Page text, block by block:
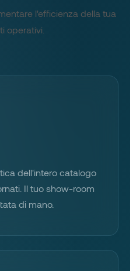
l'efficienza della tua
operativi.
dell'intero catalogo
Il tuo show-room
di mano.